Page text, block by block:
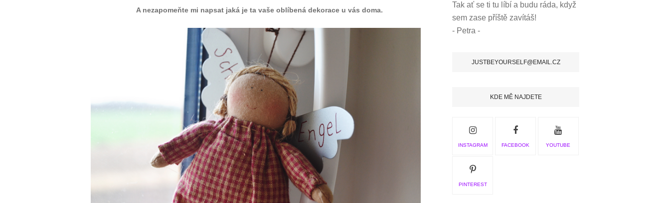
A nezapomeňte mi napsat jaká je ta vaše oblíbená dekorace u vás doma.
Tak ať se ti tu líbí a budu ráda, když
sem zase příště zavítáš!
- Petra -
JUSTBEYOURSELF@EMAIL.CZ
KDE MĚ NAJDETE
INSTAGRAM FACEBOOK YOUTUBE
PINTEREST